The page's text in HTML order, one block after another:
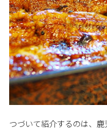
つづいて紹介するのは、鹿